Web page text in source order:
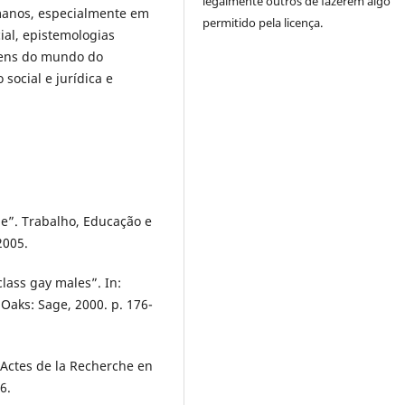
especialmente em
epistemologias
do mundo do
social e jurídica e
Trabalho, Educação e
gay males”. In:
Sage, 2000. p. 176-
de la Recherche en
permitido pela licença.